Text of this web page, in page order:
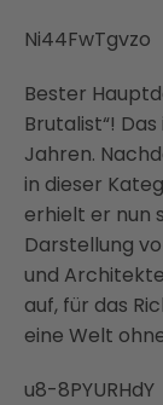
Ni44FwTgvzo
Bester
Brutalist“!
Jahren.
in dieser
erhielt er nun
Darstellung
und
auf, für das
eine Welt
u8-8PYURHdY